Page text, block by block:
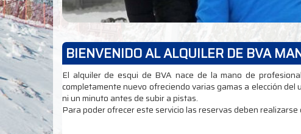
BIENVENIDO AL ALQUILER DE BVA
El alquiler de esqui de BVA nace de la mano de
completamente nuevo ofreciendo varias gamas a elección
ni un minuto antes de subir a pistas.
Para poder ofrecer este servicio las reservas deben